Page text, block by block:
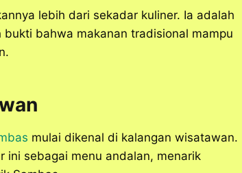
lebih dari sekadar kuliner. Ia adalah
bahwa makanan tradisional mampu
mulai dikenal di kalangan wisatawan.
ini sebagai menu andalan, menarik